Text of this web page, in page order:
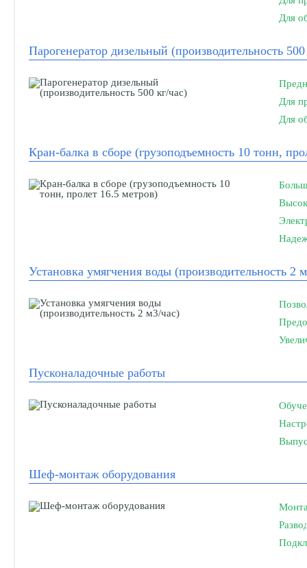
Для
Парогенератор дизельный (производительность 500
Для
Для
Кран-балка в сборе (грузоподъемность 10 тонн,
Установка умягчения воды (производительность 2
Пусконаладочные работы
Шеф-монтаж оборудования